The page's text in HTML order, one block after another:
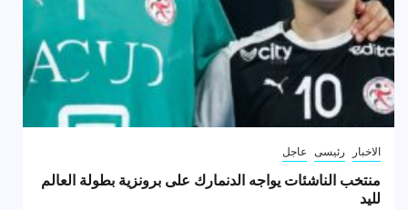
الاخبار رئيسى عاجل
منتخب الناشئات يواجه الدنمارك على برونزية بطولة العالم
لليد